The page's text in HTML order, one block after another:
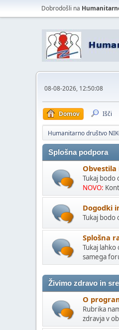
Dobrodošli na
08-08-2026, 12:50:08
Domov Išči
Humanitarno društvo
Splošna podpora
Tukaj bodo
NOVO:
Dogodki
Tukaj bodo
Splošna
Tukaj
samega
Živimo zdravo in
O
Rubrika
zdravja v